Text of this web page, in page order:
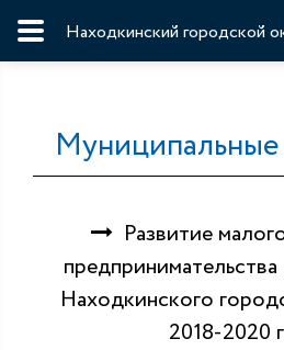
Находкинский городской
Развитие
Находкинского
2018-2020